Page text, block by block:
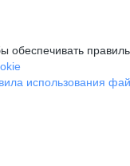
использования